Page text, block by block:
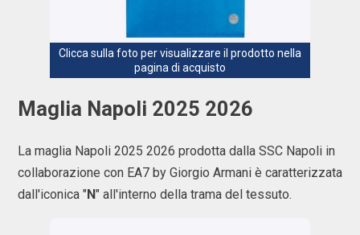
Clicca sulla foto per visualizzare il prodotto nella
pagina di acquisto
Maglia Napoli 2025 2026
La maglia Napoli 2025 2026 prodotta dalla SSC Napoli in
collaborazione con EA7 by Giorgio Armani è caratterizzata
dall'iconica "N" all'interno della trama del tessuto.